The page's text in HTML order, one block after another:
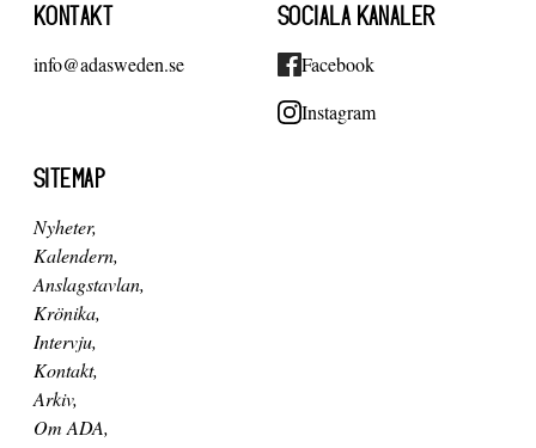
KONTAKT
info@adasweden.se
SOCIALA KANALER
Facebook
Instagram
SITEMAP
Nyheter
Kalendern
Anslagstavlan
Krönika
Intervju
Kontakt
Arkiv
Om ADA